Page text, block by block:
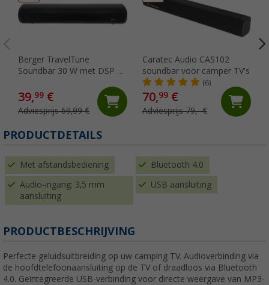
Berger TravelTune
Soundbar 30 W met DSP en
39,99 €
Adviesprijs 69,99 €
Caratec Audio CAS102
soundbar voor camper TV's
(6)
70,99€
Adviesprijs 79,- €
PRODUCTDETAILS
Met afstandsbediening Bluetooth 4.0
Audio-ingang: 3,5 mm
aansluiting
USB aansluiting
PRODUCTBESCHRIJVING
Perfecte geluidsuitbreiding op uw camping TV. Audioverbinding via
de hoofdtelefoonaansluiting op de TV of draadloos via Bluetooth
4.0. Geïntegreerde USB-verbinding voor directe weergave van MP3-